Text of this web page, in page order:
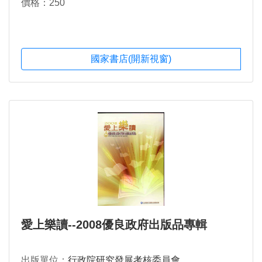
價格：250
國家書店(開新視窗)
愛上樂讀--2008優良政府出版品專輯
出版單位： 行政院研究發展考核委員會